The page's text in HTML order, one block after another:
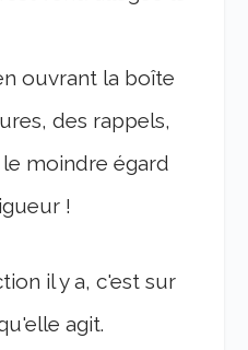
ouvrant la boîte
des rappels,
moindre égard
!
il y a, c'est sur
agit.